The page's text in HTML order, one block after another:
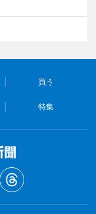
買う
特集